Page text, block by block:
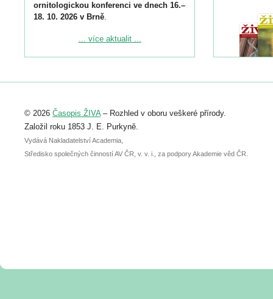
ornitologickou konferenci ve dnech 16.–
18. 10. 2026 v Brně.
Podrobnější informace ke konferenci
Registrovat se můžete do 6. září.
abstraktu přihlášené přednášky nebo
posteru je už 30. června.
... více aktualit ...
© 2026 Časopis ŽIVA– Rozhled v oboru veškeré přírody.
Založil roku 1853 J. E. Purkyně.
Vydává Nakladatelství Academia,
Středisko společných činností AV ČR, v. v. i., za podpory Akademie věd ČR.